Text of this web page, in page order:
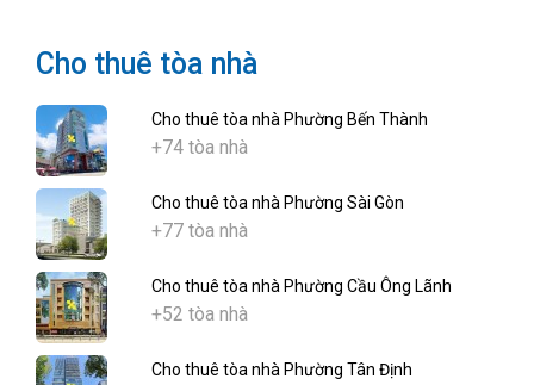
Cho thuê tòa nhà
Cho thuê tòa nhà Phường Bến Thành
+74 tòa nhà
Cho thuê tòa nhà Phường Sài Gòn
+77 tòa nhà
Cho thuê tòa nhà Phường Cầu Ông Lãnh
+52 tòa nhà
Cho thuê tòa nhà Phường Tân Định